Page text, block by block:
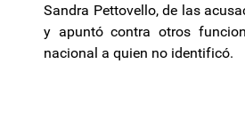
Sandra Pettovello, de las
y apuntó contra otros
nacional a quien no identificó.